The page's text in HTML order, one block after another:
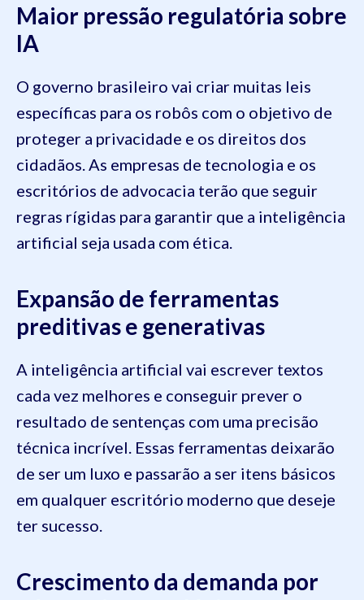
Maior pressão regulatória sobre
IA
O governo brasileiro vai criar muitas leis
específicas para os robôs com o objetivo de
proteger a privacidade e os direitos dos
cidadãos. As empresas de tecnologia e os
escritórios de advocacia terão que seguir
regras rígidas para garantir que a inteligência
artificial seja usada com ética.
Expansão de ferramentas
preditivas e generativas
A inteligência artificial vai escrever textos
cada vez melhores e conseguir prever o
resultado de sentenças com uma precisão
técnica incrível. Essas ferramentas deixarão
de ser um luxo e passarão a ser itens básicos
em qualquer escritório moderno que deseje
ter sucesso.
Crescimento da demanda por